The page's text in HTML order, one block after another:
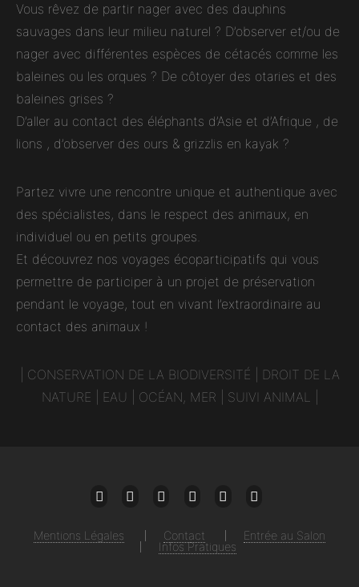
Vous rêvez de partir nager avec des dauphins
sauvages dans leur milieu naturel ? D’observer et/ou de
nager avec différentes espèces de cétacés comme les
baleines ou les orques ? De côtoyer des otaries et des
baleines grises ?
D’aller au contact des éléphants d’Asie et d’Afrique , de
lions , d’observer des ours & grizzlis en kayak ?
Partez vivre une rencontre unique et authentique avec
des spécialistes, dans le respect des animaux, en
individuel ou en petits groupes.
Et découvrez nos voyages écoparticipatifs qui vous
permettre de participer à un projet de préservation
pendant le voyage, tout en vivant l’extraordinaire au
contact des animaux !
CONSERVATION DE LA BIODIVERSITÉ
DROIT DE LA
NATURE
EAU OCÉAN, MER SUIVI ANIMAL
Mentions Légales
Contact
Entrée au Salon
Infos Pratiques